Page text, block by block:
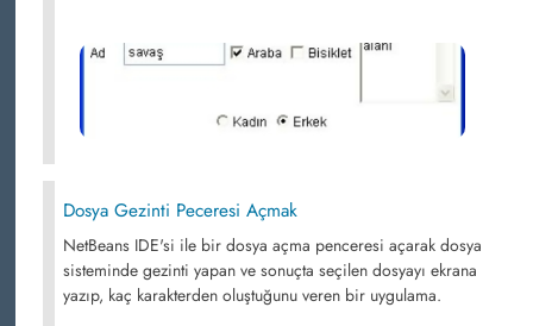
Dosya Gezinti Peceresi Açmak
NetBeans IDE'si ile bir dosya açma penceresi açarak dosya
sisteminde gezinti yapan ve sonuçta seçilen dosyayı ekrana
yazıp, kaç karakterden oluştuğunu veren bir uygulama.